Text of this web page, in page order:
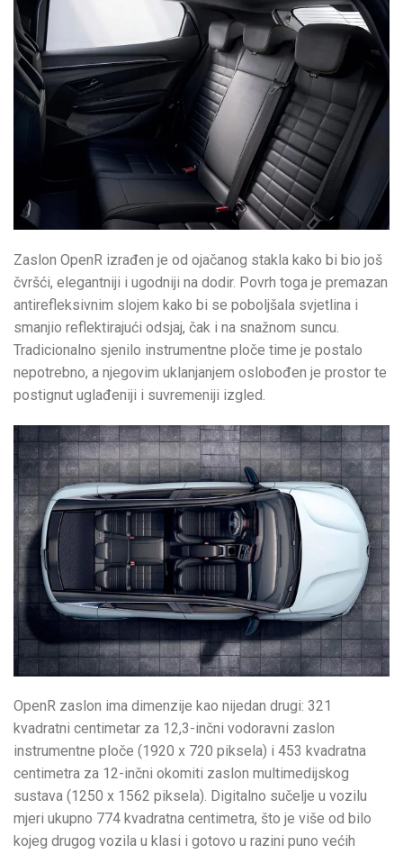
Zaslon OpenR izrađen je od ojačanog stakla kako bi bio još
čvršći, elegantniji i ugodniji na dodir. Povrh toga je premazan
antirefleksivnim slojem kako bi se poboljšala svjetlina i
smanjio reflektirajući odsjaj, čak i na snažnom suncu.
Tradicionalno sjenilo instrumentne ploče time je postalo
nepotrebno, a njegovim uklanjanjem oslobođen je prostor te
postignut uglađeniji i suvremeniji izgled.
OpenR zaslon ima dimenzije kao nijedan drugi: 321
kvadratni centimetar za 12,3-inčni vodoravni zaslon
instrumentne ploče (1920 x 720 piksela) i 453 kvadratna
centimetra za 12-inčni okomiti zaslon multimedijskog
sustava (1250 x 1562 piksela). Digitalno sučelje u vozilu
mjeri ukupno 774 kvadratna centimetra, što je više od bilo
kojeg drugog vozila u klasi i gotovo u razini puno većih